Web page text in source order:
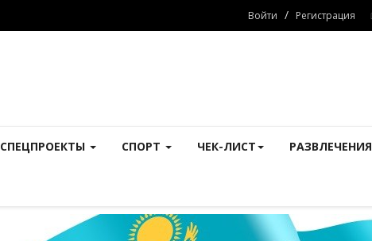
Войти / Регистрация
СПЕЦПРОЕКТЫ СПОРТ ЧЕК-ЛИСТ РАЗВЛЕЧЕНИЯ